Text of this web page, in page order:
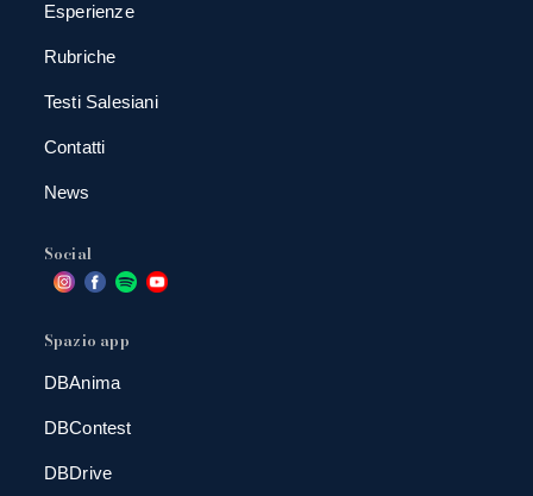
Esperienze
Rubriche
Testi Salesiani
Contatti
News
Social
Spazio app
DBAnima
DBContest
DBDrive